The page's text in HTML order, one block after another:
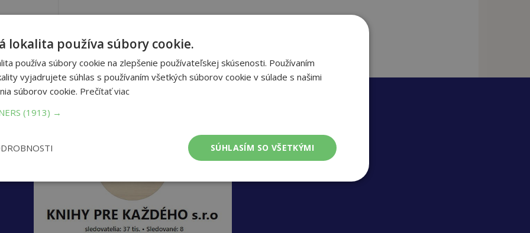
lokalita používa súbory cookie.
používa súbory cookie na zlepšenie používateľskej skúsenosti. Používaním
vyjadrujete súhlas s používaním všetkých súborov cookie v súlade s našimi
súborov cookie. Prečítať viac
(1913) →
SÚHLASÍM SO VŠETKÝMI